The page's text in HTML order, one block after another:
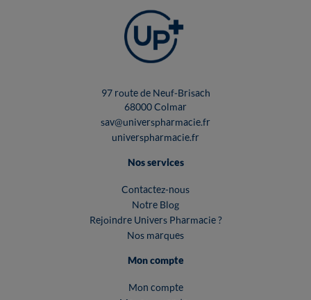
97 route de Neuf-Brisach
68000 Colmar
sav@universpharmacie.fr
universpharmacie.fr
Nos services
Contactez-nous
Notre Blog
Rejoindre Univers Pharmacie ?
Nos marques
Mon compte
Mon compte